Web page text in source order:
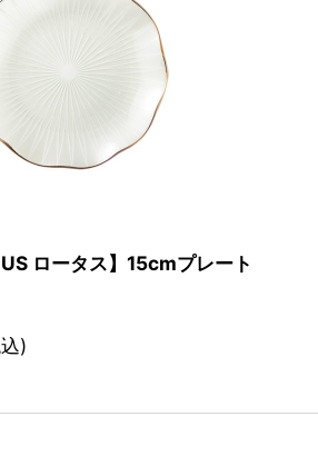
ロータス】15cmプレート
)